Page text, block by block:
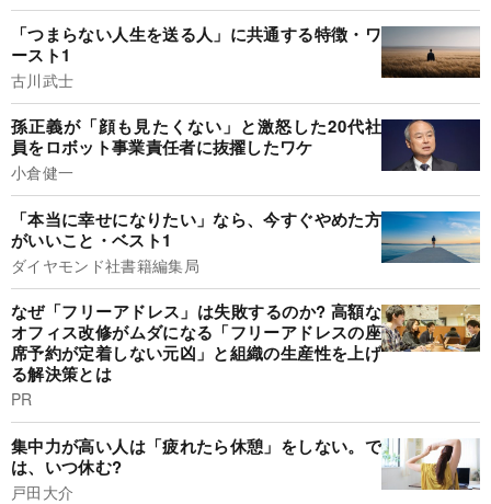
「つまらない人生を送る人」に共通する特徴・ワ
ースト1
古川武士
孫正義が「顔も見たくない」と激怒した20代社
員をロボット事業責任者に抜擢したワケ
小倉健一
「本当に幸せになりたい」なら、今すぐやめた方
がいいこと・ベスト1
ダイヤモンド社書籍編集局
なぜ「フリーアドレス」は失敗するのか? 高額な
オフィス改修がムダになる「フリーアドレスの座
席予約が定着しない元凶」と組織の生産性を上げ
る解決策とは
PR
集中力が高い人は「疲れたら休憩」をしない。で
は、いつ休む?
戸田大介